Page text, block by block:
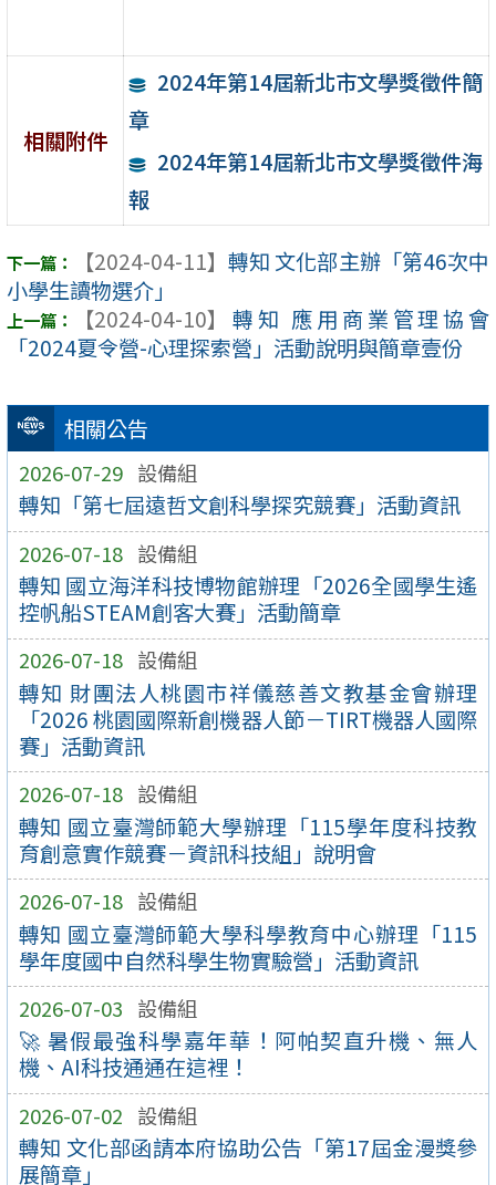
相關公告
2026-07-29 設備組
轉知「第七屆遠哲文創科學探究競賽」活動資訊
2026-07-18 設備組
轉知 國立海洋科技博物館辦理「2026全國學生遙
控帆船STEAM創客大賽」活動簡章
2026-07-18 設備組
轉知 財團法人桃園市祥儀慈善文教基金會辦理
「2026 桃園國際新創機器人節－TIRT機器人國際
賽」活動資訊
2026-07-18 設備組
轉知 國立臺灣師範大學辦理「115學年度科技教
育創意實作競賽－資訊科技組」說明會
2026-07-18 設備組
轉知 國立臺灣師範大學科學教育中心辦理「115
學年度國中自然科學生物實驗營」活動資訊
2026-07-03 設備組
🚀 暑假最強科學嘉年華！阿帕契直升機、無人
機、AI科技通通在這裡！
2026-07-02 設備組
轉知 文化部函請本府協助公告「第17屆金漫獎參
展簡章」
相關附件
2024年第14屆新北市文學獎徵件簡
章
2024年第14屆新北市文學獎徵件海
報
【2024-04-11】 轉知 文化部主辦「第46次中
小學生讀物選介」
【2024-04-10】
轉知 應用商業管理協會
「2024夏令營-心理探索營」活動說明與簡章壹份